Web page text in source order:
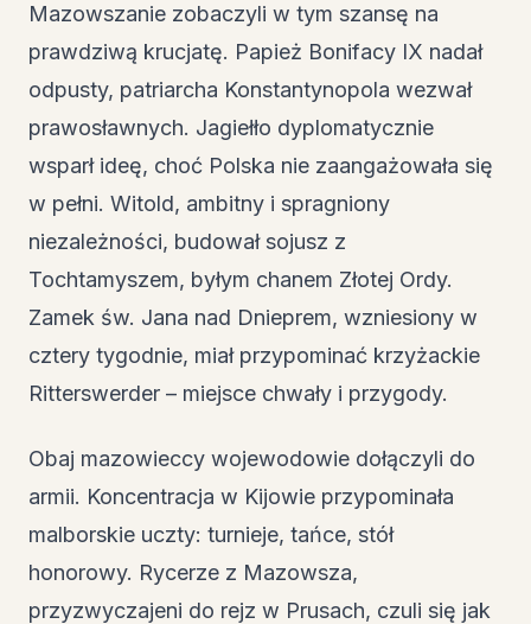
Mazowszanie zobaczyli w tym szansę na
prawdziwą krucjatę. Papież Bonifacy IX nadał
odpusty, patriarcha Konstantynopola wezwał
prawosławnych. Jagiełło dyplomatycznie
wsparł ideę, choć Polska nie zaangażowała się
w pełni. Witold, ambitny i spragniony
niezależności, budował sojusz z
Tochtamyszem, byłym chanem Złotej Ordy.
Zamek św. Jana nad Dnieprem, wzniesiony w
cztery tygodnie, miał przypominać krzyżackie
Ritterswerder – miejsce chwały i przygody.
Obaj mazowieccy wojewodowie dołączyli do
armii. Koncentracja w Kijowie przypominała
malborskie uczty: turnieje, tańce, stół
honorowy. Rycerze z Mazowsza,
przyzwyczajeni do rejz w Prusach, czuli się jak